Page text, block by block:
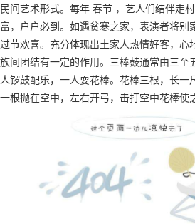
民间艺术形式。每年 春节 ，艺人们结伴走
富，户户必到。如遇贫寒之家，表演者将别
过节欢喜。充分体现出土家人热情好客，心
族间团结有一定的作用。三棒鼓通常由三至
人锣鼓配乐，一人耍花棒。花棒三根，长一
一根抛在空中，左右开弓，击打空中花棒使